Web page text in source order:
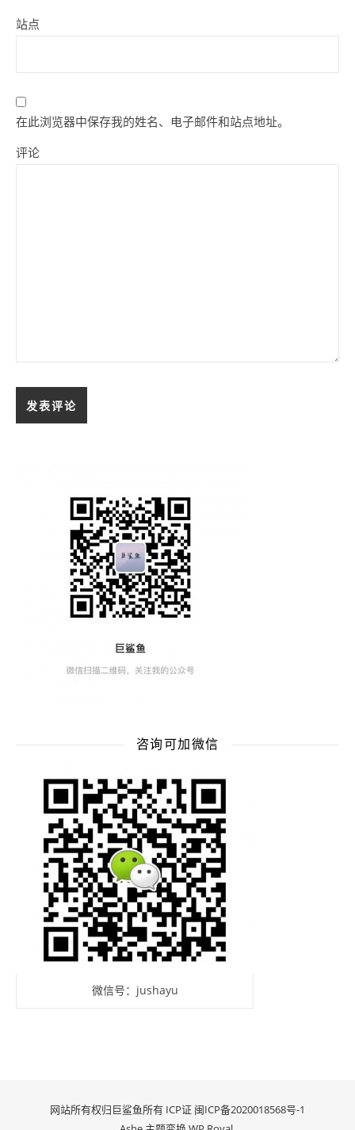
站点
在此浏览器中保存我的姓名、电子邮件和站点地址。
评论
咨询可加微信
微信号：jushayu
网站所有权归巨鲨鱼所有 ICP证 闽ICP备2020018568号-1